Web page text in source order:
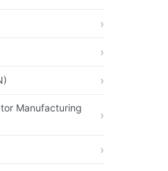
Manufacturing